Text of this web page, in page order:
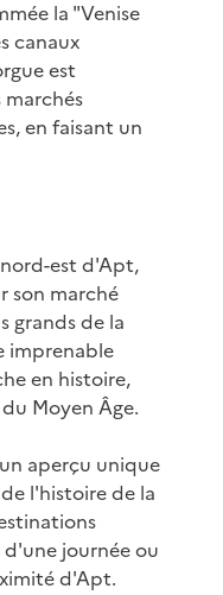
la "Venise
canaux
est
en faisant un
est d'Apt,
son marché
grands de la
imprenable
en histoire,
Moyen Âge.
aperçu unique
l'histoire de la
d'une journée ou
d'Apt.